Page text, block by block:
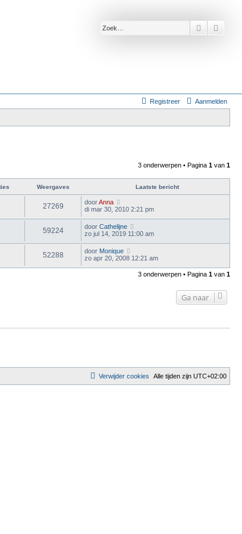
Zoek
Aanmelden
Registreer
3 onderwerpen • Pagina 1 van 1
Weergaves Laatste bericht
27269 doorAnna
di mar 30, 2010 2:21 pm
59224 door Cathelijne
zo jul 14, 2019 11:00 am
52288 door Monique
zo apr 20, 2008 12:21 am
3 onderwerpen • Pagina 1 van 1
Ga naar
Alle tijden zijn UTC+02:00
Verwijder cookies